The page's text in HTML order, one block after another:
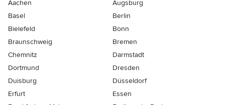
Aachen
Augsburg
Basel
Berlin
Bielefeld
Bonn
Braunschweig
Bremen
Chemnitz
Darmstadt
Dortmund
Dresden
Duisburg
Düsseldorf
Erfurt
Essen